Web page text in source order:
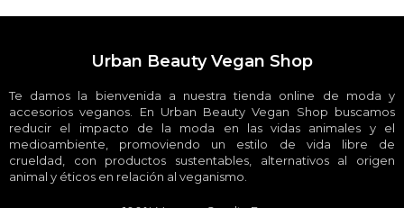
Urban Beauty Vegan Shop
Te damos la bienvenida a nuestra tienda online de moda y
accesorios veganos. En Urban Beauty Vegan Shop buscamos
reducir el impacto de la moda en las vidas animales y el
medioambiente, promoviendo un estilo de vida libre de
crueldad, con productos sustentables, alternativos al origen
animal y éticos en relación al veganismo.